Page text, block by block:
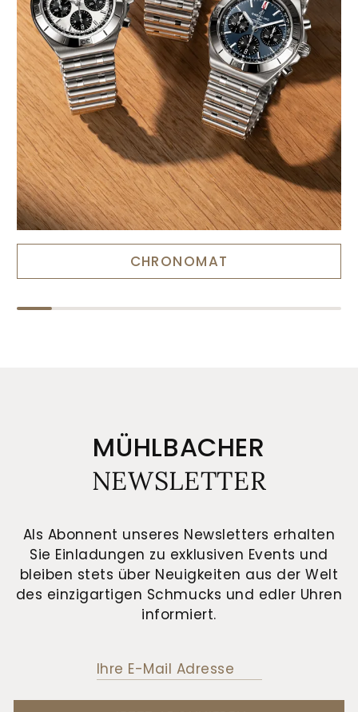
CHRONOMAT
MÜHLBACHER
NEWSLETTER
Als Abonnent unseres Newsletters erhalten
Sie Einladungen zu exklusiven Events und
bleiben stets über Neuigkeiten aus der Welt
des einzigartigen Schmucks und edler Uhren
informiert.